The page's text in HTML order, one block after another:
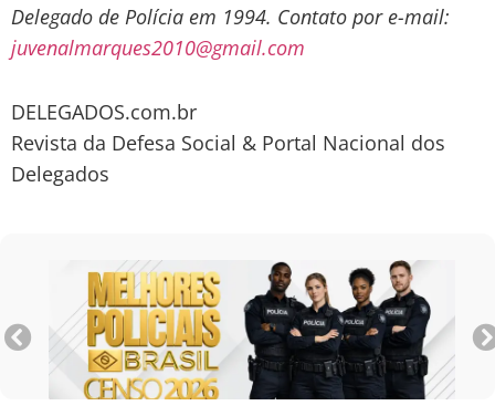
Delegado de Polícia em 1994. Contato por e-mail:
juvenalmarques2010@gmail.com
DELEGADOS.com.br
Revista da Defesa Social & Portal Nacional dos
Delegados